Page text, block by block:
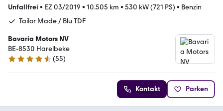
Unfallfrei • EZ 03/2019 • 10.505 km • 530 kW (721 PS) • Benzin
Tailor Made / Blu TDF
Bavaria Motors NV
BE-8530 Harelbeke
4.7 Sterne
(55)
Kontakt Parken